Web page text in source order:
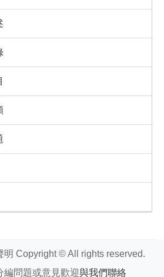
明 Copyright © All rights reserved.
編問題或意見歡迎與我們聯絡